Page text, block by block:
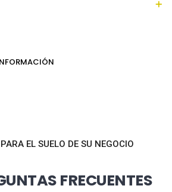
EL SUELO DE SU NEGOCIO
FRECUENTES